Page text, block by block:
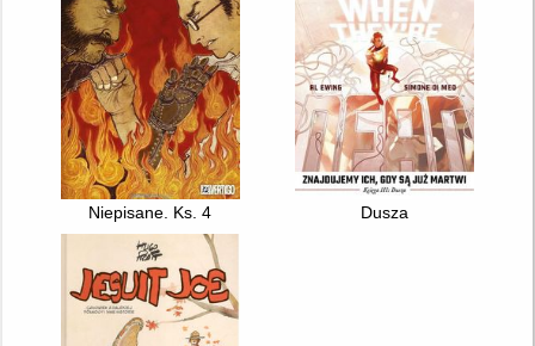
Niepisane. Ks. 4 Dusza